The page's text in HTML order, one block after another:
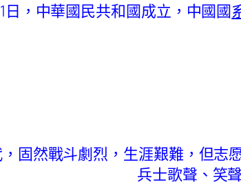
，中華國民共和國成立，中國國
固然戰斗劇烈，生涯艱難，但志
兵士歌聲、笑